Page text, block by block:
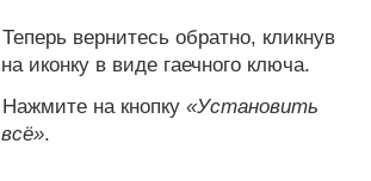
Теперь вернитесь обратно, кликнув
на иконку в виде гаечного ключа.
Нажмите на кнопку «Установить
всё».